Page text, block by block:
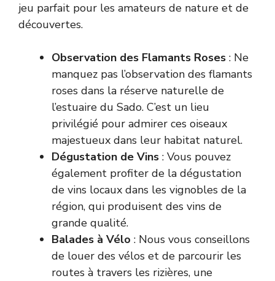
jeu parfait pour les amateurs de nature et de
découvertes.
Observation des Flamants Roses : Ne
manquez pas l’observation des flamants
roses dans la réserve naturelle de
l’estuaire du Sado. C’est un lieu
privilégié pour admirer ces oiseaux
majestueux dans leur habitat naturel.
Dégustation de Vins : Vous pouvez
également profiter de la dégustation
de vins locaux dans les vignobles de la
région, qui produisent des vins de
grande qualité.
Balades à Vélo : Nous vous conseillons
de louer des vélos et de parcourir les
routes à travers les rizières, une